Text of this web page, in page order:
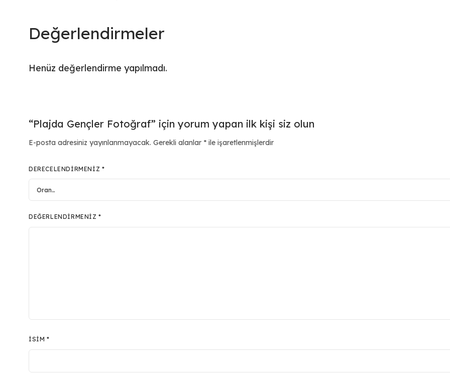
Değerlendirmeler
Henüz değerlendirme yapılmadı.
“Plajda Gençler Fotoğraf” için yorum yapan ilk kişi siz olun
E-posta adresiniz yayınlanmayacak. Gerekli alanlar * ile işaretlenmişlerdir
DERECELENDIRMENIZ *
DEĞERLENDIRMENIZ*
İSIM*